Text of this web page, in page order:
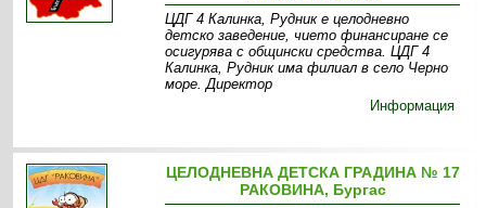
ЦДГ 4 Калинка, Рудник е целодневно
детско заведение, чието финансиране се
осигурява с общински средства. ЦДГ 4
Калинка, Рудник има филиал в село Черно
море. Директор
Информация
ЦЕЛОДНЕВНА ДЕТСКА ГРАДИНА № 17
РАКОВИНА, Бургас